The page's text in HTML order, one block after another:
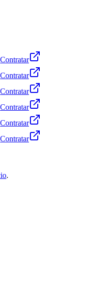
Contratar
Contratar
Contratar
Contratar
Contratar
Contratar
.